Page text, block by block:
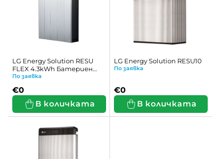
е
н
а
п
ъ
к
н
а
LG Energy Solution RESU
FLEX 4.3kWh Батериен
модул
По заявка
€0
В количката
LG Energy Solution RESU10
По заявка
€0
В количката